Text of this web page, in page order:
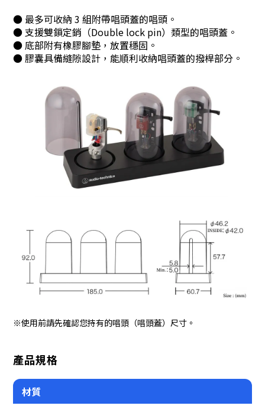
● 最多可收納 3 組附帶唱頭蓋的唱頭。
● 支援雙鎖定銷（Double lock pin）類型的唱頭蓋。
● 底部附有橡膠腳墊，放置穩固。
● 膠囊具備縫隙設計，能順利收納唱頭蓋的撥桿部分。
※使用前請先確認您持有的唱頭（唱頭蓋）尺寸。
產品規格
材質